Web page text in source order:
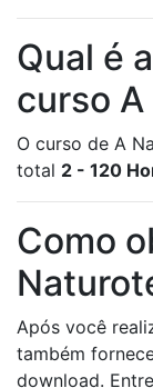
Qual é
curso
O curso de A
total 2 - 120
Como
Após você
também
download.